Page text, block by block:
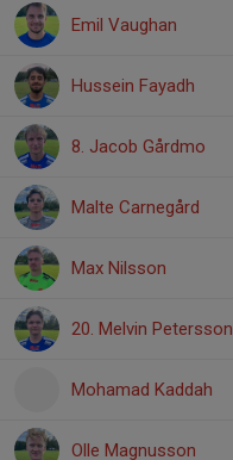
Emil Vaughan
Hussein Fayadh
8. Jacob Gårdmo
Malte Carnegård
Max Nilsson
20. Melvin Petersson
Mohamad Kaddah
Olle Magnusson